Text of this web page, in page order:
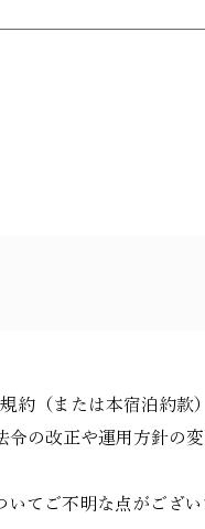
変更することで、ク
約（または本宿泊約款
令の改正や運用方針の
いてご不明な点がござ